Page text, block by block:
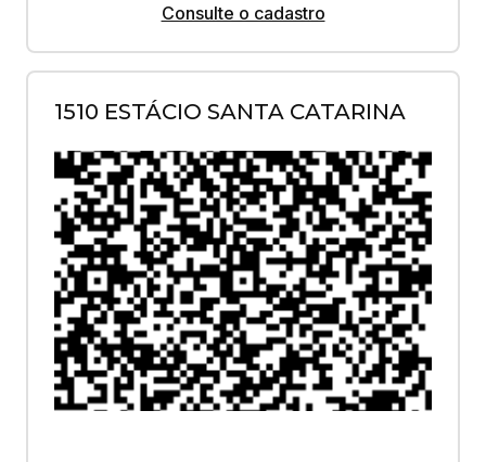
Consulte o cadastro
1510 ESTÁCIO SANTA CATARINA